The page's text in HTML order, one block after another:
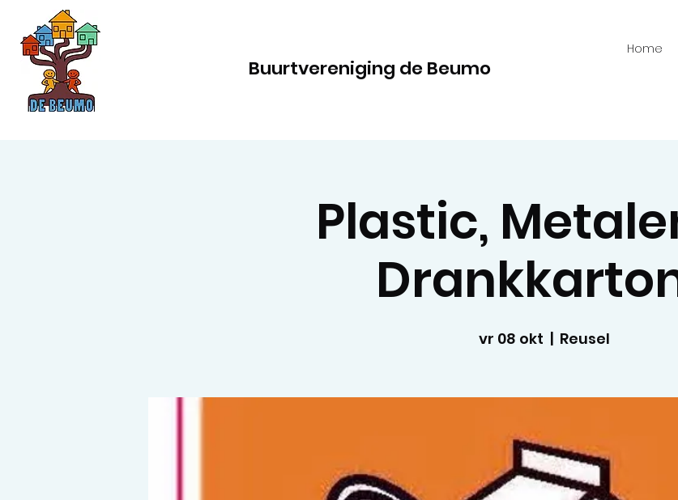
Buurtvereniging de Beumo
Home
Plastic,
vr 08 okt
  |
Reusel